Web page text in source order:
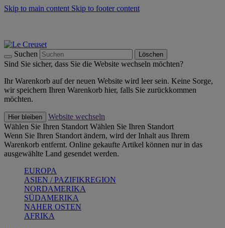
Skip to main content Skip to footer content
Suchen Löschen
Sind Sie sicher, dass Sie die Website wechseln möchten?
Ihr Warenkorb auf der neuen Website wird leer sein. Keine Sorge,
wir speichern Ihren Warenkorb hier, falls Sie zurückkommen
möchten.
Hier bleiben
Website wechseln
Wählen Sie Ihren Standort Wählen Sie Ihren Standort
Wenn Sie Ihren Standort ändern, wird der Inhalt aus Ihrem
Warenkorb entfernt. Online gekaufte Artikel können nur in das
ausgewählte Land gesendet werden.
EUROPA
ASIEN / PAZIFIKREGION
NORDAMERIKA
SÜDAMERIKA
NAHER OSTEN
AFRIKA